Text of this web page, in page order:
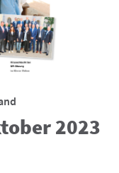
2023